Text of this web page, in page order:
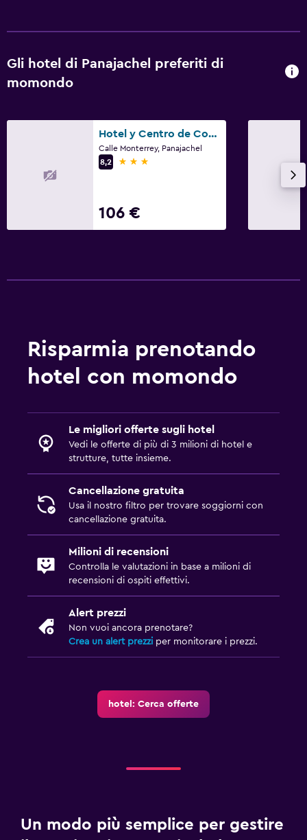
Gli hotel di Panajachel preferiti di
momondo
Hotel y Centro de Convenciones Jardines del Lago
Calle Monterrey, Panajachel
8,2
3 stelle
106 €
Risparmia prenotando
hotel con momondo
Le migliori offerte sugli hotel
Vedi le offerte di più di 3 milioni di hotel e
strutture, tutte insieme.
Cancellazione gratuita
Usa il nostro filtro per trovare soggiorni con
cancellazione gratuita.
Milioni di recensioni
Controlla le valutazioni in base a milioni di
recensioni di ospiti effettivi.
Alert prezzi
Non vuoi ancora prenotare?
Crea un alert prezzi per monitorare i prezzi.
hotel: Cerca offerte
Un modo più semplice per gestire